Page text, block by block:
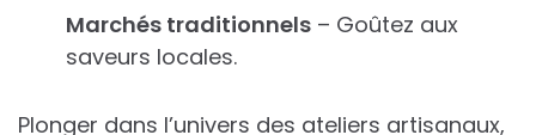
Marchés traditionnels – Goûtez aux
saveurs locales.
Plonger dans l’univers des ateliers artisanaux,